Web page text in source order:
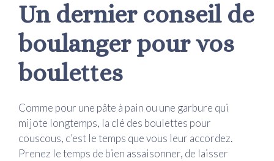
Un dernier conseil de
boulanger pour vos
boulettes
Comme pour une pâte à pain ou une garbure qui
mijote longtemps, la clé des boulettes pour
couscous, c’est le temps que vous leur accordez.
Prenez le temps de bien assaisonner, de laisser